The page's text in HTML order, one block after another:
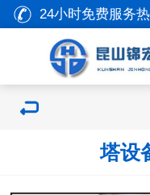
24小时免费服务热
塔